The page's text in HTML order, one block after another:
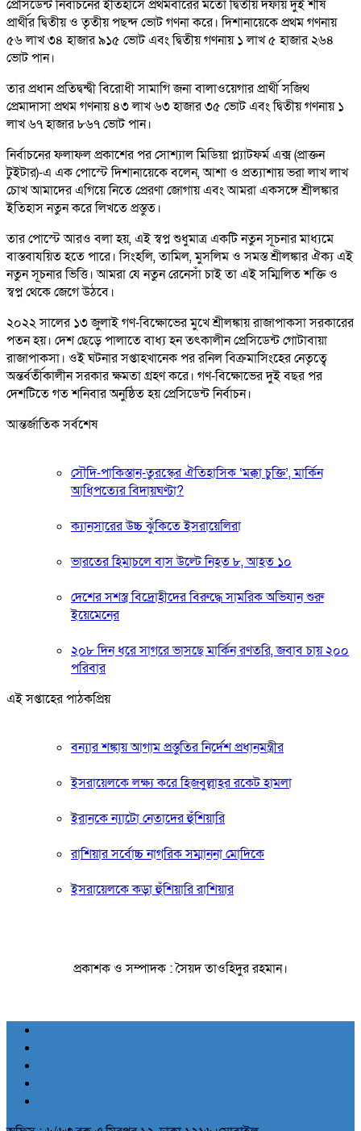
প্রেসিডেন্ট নির্বাচনের ইতিহাসে প্রথমবারের মতো দ্বিতীয় দফায় দুই শীর্ষ
প্রার্থীর দ্বিতীয় ও তৃতীয় পছন্দ ভোট গণনা করে। দিশানায়েকে প্রথম গণনায়
৫৬ লাখ ৩৪ হাজার ৯১৫ ভোট এবং দ্বিতীয় গণনায় ১ লাখ ৫ হাজার ২৬৪
ভোট পান।
তার প্রধান প্রতিদ্বন্দ্বী বিরোধী সামাগি জনা বালাওয়েগার প্রার্থী সজিথ
প্রেমাদাসা প্রথম গণনায় ৪৩ লাখ ৬৩ হাজার ৩৫ ভোট এবং দ্বিতীয় গণনায় ১
লাখ ৬৭ হাজার ৮৬৭ ভোট পান।
নির্বাচনের ফলাফল প্রকাশের পর সোশ্যাল মিডিয়া প্ল্যাটফর্ম এক্স (প্রাক্তন
টুইটার)-এ এক পোস্টে দিশানায়েকে বলেন, আশা ও প্রত্যাশায় ভরা লাখ লাখ
চোখ আমাদের এগিয়ে নিতে প্রেরণা জোগায় এবং আমরা একসঙ্গে শ্রীলঙ্কার
ইতিহাস নতুন করে লিখতে প্রস্তুত।
তার পোস্টে আরও বলা হয়, এই স্বপ্ন শুধুমাত্র একটি নতুন সূচনার মাধ্যমে
বাস্তবাযয়িত হতে পারে। সিংহলি, তামিল, মুসলিম ও সমস্ত শ্রীলঙ্কার ঐক্য এই
নতুন সূচনার ভিত্তি। আমরা যে নতুন রেনেসাঁ চাই তা এই সম্মিলিত শক্তি ও
স্বপ্ন থেকে জেগে উঠবে।
২০২২ সালের ১৩ জুলাই গণ-বিক্ষোভের মুখে শ্রীলঙ্কায় রাজাপাকসা সরকারের
পতন হয়। দেশ ছেড়ে পালাতে বাধ্য হন তৎকালীন প্রেসিডেন্ট গোটাবায়া
রাজাপাকসা। ওই ঘটনার সপ্তাহখানেক পর রনিল বিক্রমাসিংহের নেতৃত্বে
অন্তর্বর্তীকালীন সরকার ক্ষমতা গ্রহণ করে। গণ-বিক্ষোভের দুই বছর পর
দেশটিতে গত শনিবার অনুষ্ঠিত হয় প্রেসিডেন্ট নির্বাচন।
আন্তর্জাতিক সর্বশেষ
সৌদি-পাকিস্তান-তুরস্কের ঐতিহাসিক ‘মক্কা চুক্তি’, মার্কিন
আধিপত্যের বিদায়ঘণ্টা?
ক্যানসারের উচ্চ ঝুঁকিতে ইসরায়েলিরা
ভারতের হিমাচলে বাস উল্টে নিহত ৮, আহত ১০
দেশের সশস্ত্র বিদ্রোহীদের বিরুদ্ধে সামরিক অভিযান শুরু
ইয়েমেনের
২০৮ দিন ধরে সাগরে ভাসছে মার্কিন রণতরি, জবাব চায় ২০০
পরিবার
এই সপ্তাহের পাঠকপ্রিয়
বন্যার শঙ্কায় আগাম প্রস্তুতির নির্দেশ প্রধানমন্ত্রীর
ইসরায়েলকে লক্ষ্য করে হিজবুল্লাহর রকেট হামলা
ইরানকে ন্যাটো নেতাদের হুঁশিয়ারি
রাশিয়ার সর্বোচ্চ নাগরিক সম্মাননা মোদিকে
ইসরায়েলকে কড়া হুঁশিয়ারি রাশিয়ার
প্রকাশক ও সম্পাদক : সৈয়দ তাওহিদুর রহমান।